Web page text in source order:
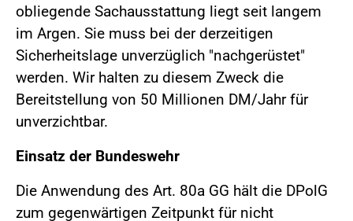
obliegende Sachausstattung liegt seit langem
im Argen. Sie muss bei der derzeitigen
Sicherheitslage unverzüglich "nachgerüstet"
werden. Wir halten zu diesem Zweck die
Bereitstellung von 50 Millionen DM/Jahr für
unverzichtbar.
Einsatz der Bundeswehr
Die Anwendung des Art. 80a GG hält die DPolG
zum gegenwärtigen Zeitpunkt für nicht